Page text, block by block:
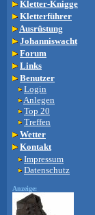
Kletter-Knigge
Kletterführer
Ausrüstung
Johanniswacht
Forum
Links
Benutzer
Login
Anlegen
Top 20
Treffen
Wetter
Kontakt
Impressum
Datenschutz
Anzeige: